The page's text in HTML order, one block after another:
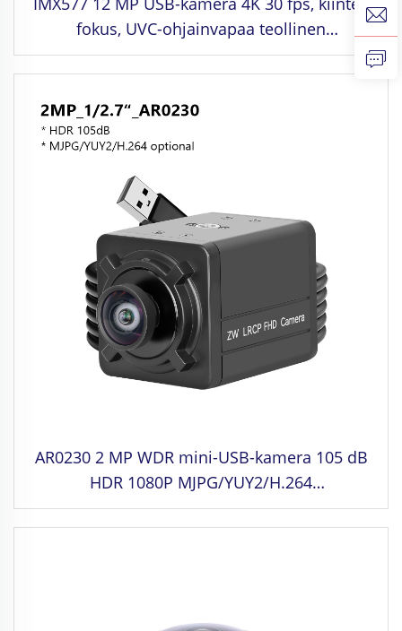
fokus, UVC-ohjainvapaa teollinen
näkökamera
AR0230 2 MP WDR mini-USB-kamera 105 dB
HDR 1080P MJPG/YUY2/H.264
nopeakäyntinen 30 p/s UVC-webbikamera